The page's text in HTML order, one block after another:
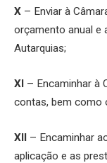
X – Enviar à
orçamento anual e
Autarquias;
XI – Encaminhar à
contas, bem como
XII – Encaminhar
aplicação e as